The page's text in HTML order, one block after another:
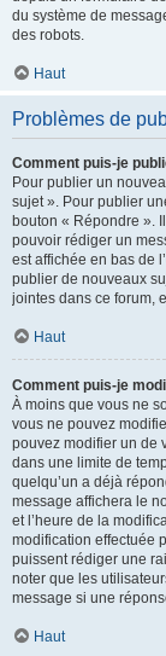
du système de
des robots.
Haut
Problèmes de
Comment puis-je
Pour publier un
sujet ». Pour publier
bouton « Répondre ».
pouvoir rédiger un
est affichée en bas de
publier de nouveaux
jointes dans ce forum,
Haut
Comment puis-je
À moins que vous ne
vous ne pouvez
pouvez modifier un de
dans une limite de
quelqu’un a déjà
message affichera le
et l’heure de la
modification effectuée
puissent rédiger une
noter que les
message si une
Haut